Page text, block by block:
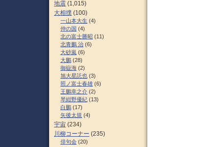
地震 (1,015)
大相撲 (100)
一山本大生 (4)
仲の国 (4)
北の富士勝昭 (11)
北青鵬 治 (6)
大砂嵐 (6)
大鵬 (28)
御嶽海 (2)
旭大星託也 (3)
照ノ富士春雄 (6)
王鵬幸之介 (2)
琴紺野優紀 (13)
白鵬 (17)
矢後太規 (4)
宇宙 (234)
川柳コーナー (235)
俳句会 (20)